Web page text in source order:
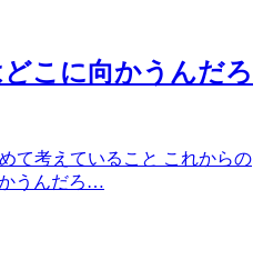
こに向かうんだろ
て考えていること これからの
うんだろ…